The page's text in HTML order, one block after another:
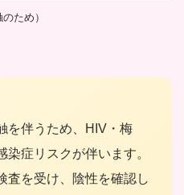
ため）
を伴うため、HIV・梅
症リスクが伴います。
査を受け、陰性を確認し